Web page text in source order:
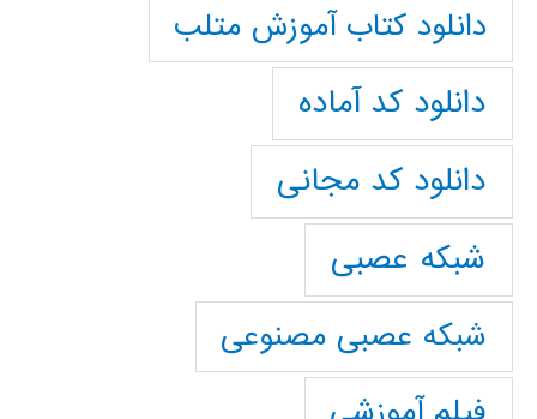
دانلود کتاب آموزش متلب
دانلود کد آماده
دانلود کد مجانی
شبکه عصبی
شبکه عصبی مصنوعی